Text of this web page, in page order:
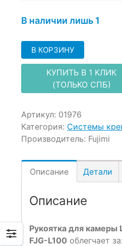
В наличии лишь 1
В КОРЗИНУ
КУПИТЬ В 1 КЛИК
(ТОЛЬКО СПБ)
Артикул: 01976
Категория: Системы
Производитель: Fujimi
Описание Детали
Описание
Рукоятка для камеры
FJG-L100 облегчает